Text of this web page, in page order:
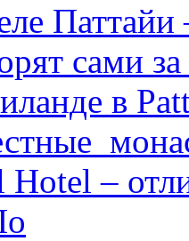
сами за
в
Hotel –